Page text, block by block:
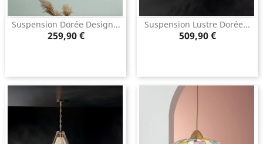
Suspension Dorée Design...
Prix
259,90 €
Suspension Lustre Dorée...
Prix
509,90 €